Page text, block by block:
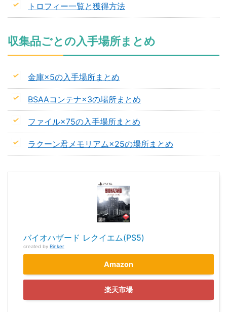
トロフィー一覧と獲得方法
収集品ごとの入手場所まとめ
金庫×5の入手場所まとめ
BSAAコンテナ×3の場所まとめ
ファイル×75の入手場所まとめ
ラクーン君メモリアム×25の場所まとめ
バイオハザード レクイエム(PS5)
created by Rinker
Amazon
楽天市場